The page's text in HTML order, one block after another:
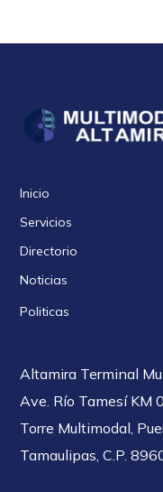
Inicio
Servicios
Directorio
Noticias
Politicas
Altamira Terminal
Ave. Río Tamesí KM
Torre Multimodal,
Tamaulipas, C.P.